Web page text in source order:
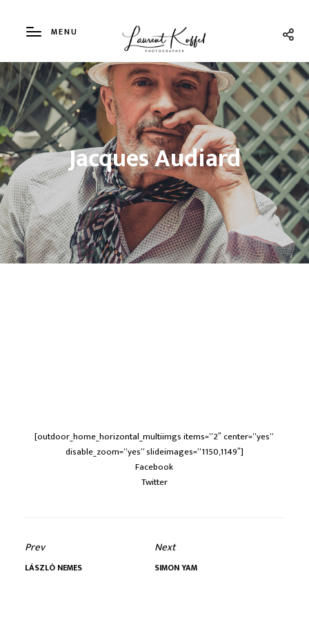
MENU
Jacques Audiard
[outdoor_home_horizontal_multiimgs items=”2″ center=”yes”
disable_zoom=”yes” slideimages=”1150,1149″]
Facebook
Twitter
Prev
LÁSZLÓ NEMES
Next
SIMON YAM